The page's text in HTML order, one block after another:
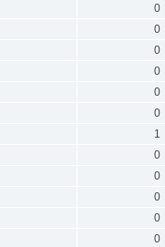
0
0
0
0
0
0
1
0
0
0
0
0